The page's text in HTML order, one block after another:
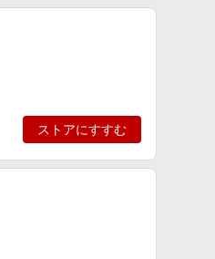
ストアにすすむ